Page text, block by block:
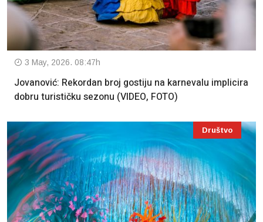
3 May, 2026. 08:47h
Jovanović: Rekordan broj gostiju na karnevalu implicira
dobru turističku sezonu (VIDEO, FOTO)
Društvo